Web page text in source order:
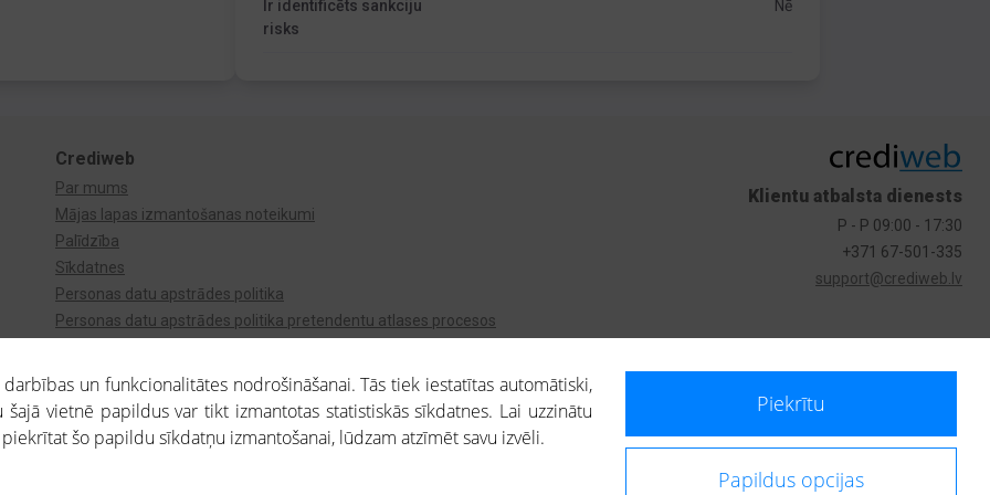
Ir identificēts sankciju
risks
Nē
Crediweb
Par mums
Mājas lapas izmantošanas noteikumi
Palīdzība
Sīkdatnes
Personas datu apstrādes politika
Personas datu apstrādes politika pretendentu atlases procesos
Klientu atbalsta dienests
P - P 09:00 - 17:30
+371 67-501-335
support@crediweb.lv
ietvaros saņemtajai informācijai ir uzziņas raksturs, un tai nav juridiska spēka. Portāla lietotājs, izmantojot portālā saņemto informāciju, ir atbildīgs par fizisko
un funkcionalitātes nodrošināšanai. Tās tiek iestatītas automātiski,
vietnē papildus var tikt izmantotas statistiskās sīkdatnes. Lai uzzinātu
piekrītat šo papildu sīkdatņu izmantošanai, lūdzam atzīmēt savu izvēli.
Piekrītu
Papildus opcijas